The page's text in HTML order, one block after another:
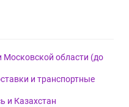
области (до
и транспортные
и Казахстан